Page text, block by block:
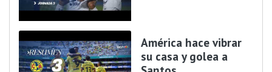
América hace vibrar
su casa y golea a